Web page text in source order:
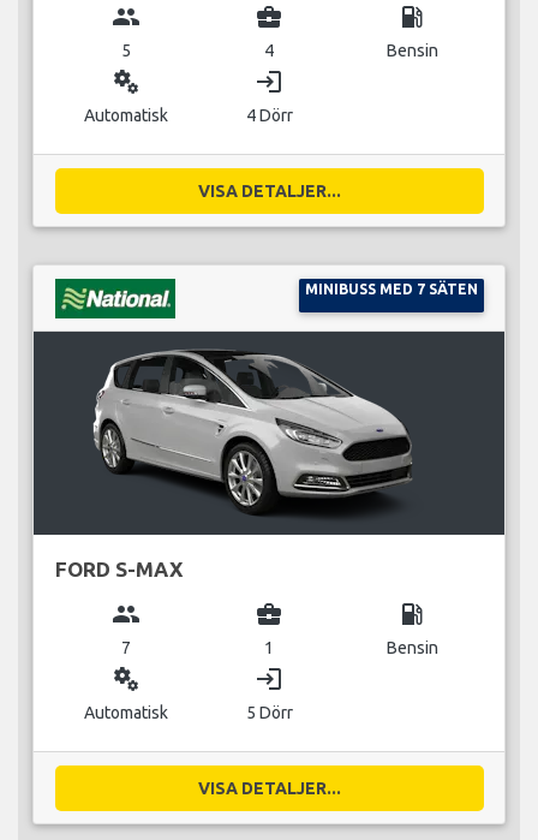
group
5
business_center
4
local_gas_station
Bensin
miscellaneous_services
Automatisk
login
4 Dörr
VISA DETALJER...
MINIBUSS MED 7 SÄTEN
FORD S-MAX
group
7
business_center
1
local_gas_station
Bensin
miscellaneous_services
Automatisk
login
5 Dörr
VISA DETALJER...